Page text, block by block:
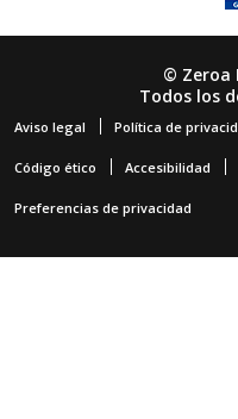
© Zeroa
Todos los
Aviso legal Política de
Código ético Accesibilidad
Preferencias de privacidad